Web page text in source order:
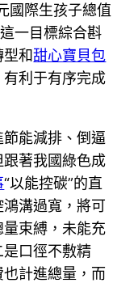
國際生孩子總值
一目標綜合斟
型和甜心寶貝包
利于有序完成
能減排、倒逼
著我國綠色成
“以能控碳”的直
溝過寬，將可
束縛，未能充
口徑不敷精
計進總量，而